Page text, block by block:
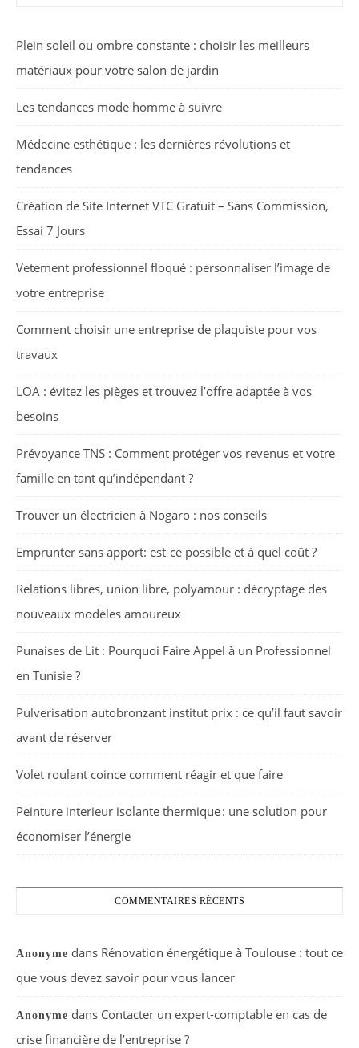
Plein soleil ou ombre constante : choisir les meilleurs
matériaux pour votre salon de jardin
Les tendances mode homme à suivre
Médecine esthétique : les dernières révolutions et
tendances
Création de Site Internet VTC Gratuit – Sans Commission,
Essai 7 Jours
Vetement professionnel floqué : personnaliser l’image de
votre entreprise
Comment choisir une entreprise de plaquiste pour vos
travaux
LOA : évitez les pièges et trouvez l’offre adaptée à vos
besoins
Prévoyance TNS : Comment protéger vos revenus et votre
famille en tant qu’indépendant ?
Trouver un électricien à Nogaro : nos conseils
Emprunter sans apport: est-ce possible et à quel coût ?
Relations libres, union libre, polyamour : décryptage des
nouveaux modèles amoureux
Punaises de Lit : Pourquoi Faire Appel à un Professionnel
en Tunisie ?
Pulverisation autobronzant institut prix : ce qu’il faut savoir
avant de réserver
Volet roulant coince comment réagir et que faire
Peinture interieur isolante thermique : une solution pour
économiser l’énergie
COMMENTAIRES RÉCENTS
Anonyme dans Rénovation énergétique à Toulouse : tout ce
que vous devez savoir pour vous lancer
Anonyme dans Contacter un expert-comptable en cas de
crise financière de l’entreprise ?